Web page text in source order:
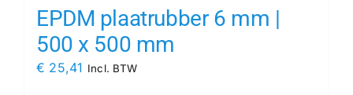
EPDM plaatrubber 6 mm |
500 x 500 mm
€ 25,41 Incl. BTW